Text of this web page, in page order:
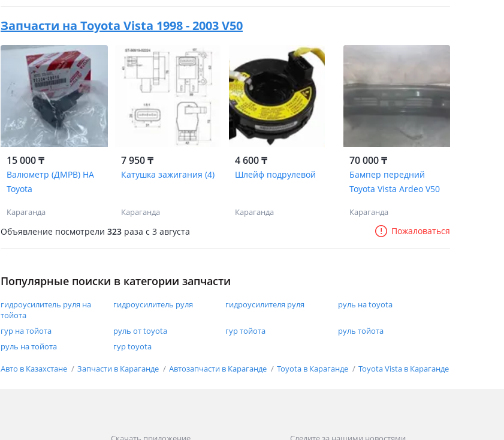
Запчасти на Toyota Vista 1998 - 2003 V50
15 000 ₸
Валюметр (ДМРВ) НА
Toyota
Караганда
7 950 ₸
Катушка зажигания (4)
Караганда
4 600 ₸
Шлейф подрулевой
Караганда
70 000 ₸
Бампер передний
Toyota Vista Ardeo V50
Караганда
Объявление посмотрели 323 раза c 3 августа Пожаловаться
Популярные поиски в категории запчасти
гидроусилитель руля на
тойота
гидроусилитель руля гидроусилителя руля руль на toyota
гур на тойота руль от toyota гур тойота
руль тойота
руль на тойота
гур toyota
Авто в Казахстане Запчасти в Караганде Автозапчасти в Караганде Toyota в Караганде Toyota Vista в Караганде